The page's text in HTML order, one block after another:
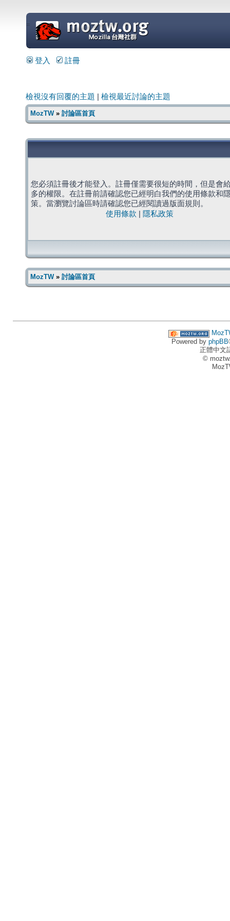
=
登入 註冊
檢視沒有回覆的主題 檢視最近討論的主題
MozTW» 討論區首頁
您必須註冊後才能登入。註冊僅需要很短的時間，但是會
多的權限。在註冊前請確認您已經明白我們的使用條款和
策。當瀏覽討論區時請確認您已經閱讀過版面規則。
使用條款
隱私政策
MozTW» 討論區首頁
Powered by phpBB
正體中文
©